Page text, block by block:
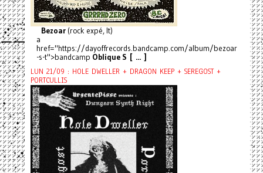
Bezoar(rock expé, It)
a
href="https://dayoffrecords.bandcamp.com/album/bezoar
-s-t">bandcamp Oblique S [ ... ]
LUN 21/09 : HOLE DWELLER + DRAGON KEEP + SEREGOST +
PORTCULLIS